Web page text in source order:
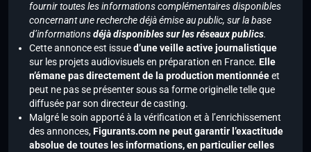
fournir toutes les informations complémentaires disponibles
concernant une recherche déjà émise au public, sur la base
d’informationsdéjà disponibles sur les réseaux publics.
Cette annonce est issued’une veille active journalistique
sur les projets audiovisuels en préparation en France. Elle
n’émane pas directement de la production mentionnéeet
peut ne pas se présenter sous sa forme originelle telle que
diffusée par son directeur de casting.
Malgré le soin apporté à la vérification et à l’enrichissement
des annonces,Figurants.com ne peut garantir l’exactitude
absolue de toutes les informations, en particulier celles